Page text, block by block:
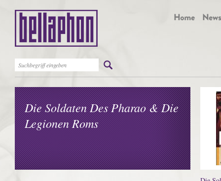
Die Soldaten Des Pharao & Die
Legionen Roms